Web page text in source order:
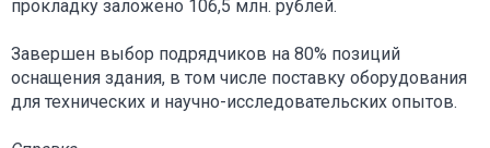
прокладку заложено 106,5 млн. рублей.
Завершен выбор подрядчиков на 80% позиций
оснащения здания, в том числе поставку оборудования
для технических и научно-исследовательских опытов.